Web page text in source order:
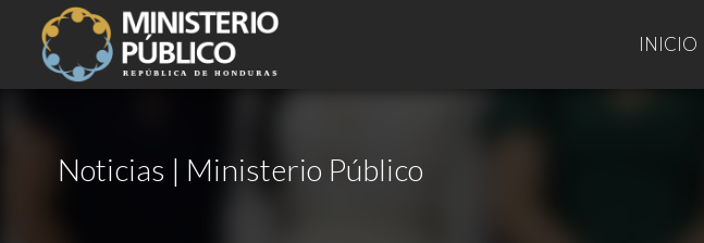
INICIO
Noticias | Ministerio Público